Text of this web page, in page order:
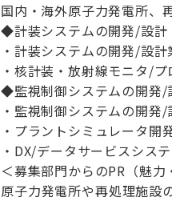
国内・海外原子力発電所、
◆計装システムの開発/設計
・計装システムの開発/設計
・核計装・放射線モニタ/
◆監視制御システムの開発/
・監視制御システムの開発
・プラントシミュレータ開
・DX/データサービスシス
＜募集部門からのPR（魅力
原子力発電所や再処理施設